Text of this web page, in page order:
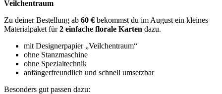
Veilchentraum
Zu deiner Bestellung ab 60 € bekommst du im August ein kleines
Materialpaket für2 einfache florale Karten dazu.
mit Designerpapier „Veilchentraum“
ohne Stanzmaschine
ohne Spezialtechnik
anfängerfreundlich und schnell umsetzbar
Besonders gut passen dazu: